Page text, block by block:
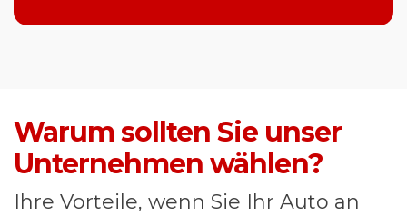
Warum sollten Sie unser
Unternehmen wählen?
Ihre Vorteile, wenn Sie Ihr Auto an